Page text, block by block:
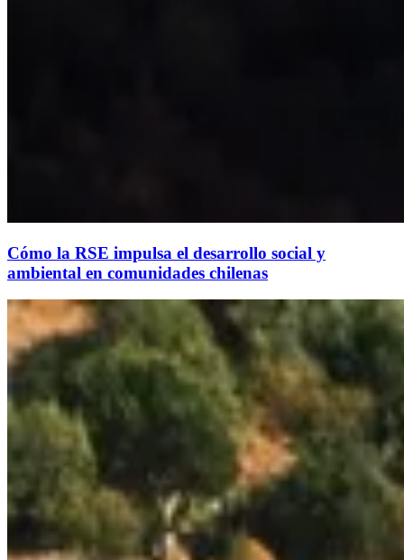
Cómo la RSE impulsa el desarrollo social y
ambiental en comunidades chilenas